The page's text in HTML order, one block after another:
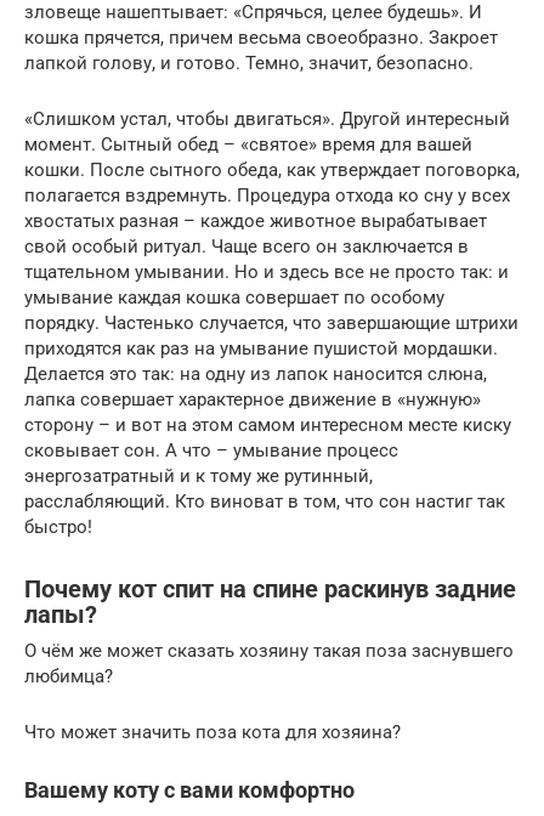
зловеще нашептывает: «Спрячься, целее будешь». И
кошка прячется, причем весьма своеобразно. Закроет
лапкой голову, и готово. Темно, значит, безопасно.
«Слишком устал, чтобы двигаться». Другой интересный
момент. Сытный обед – «святое» время для вашей
кошки. После сытного обеда, как утверждает поговорка,
полагается вздремнуть. Процедура отхода ко сну у всех
хвостатых разная – каждое животное вырабатывает
свой особый ритуал. Чаще всего он заключается в
тщательном умывании. Но и здесь все не просто так: и
умывание каждая кошка совершает по особому
порядку. Частенько случается, что завершающие штрихи
приходятся как раз на умывание пушистой мордашки.
Делается это так: на одну из лапок наносится слюна,
лапка совершает характерное движение в «нужную»
сторону – и вот на этом самом интересном месте киску
сковывает сон. А что – умывание процесс
энергозатратный и к тому же рутинный,
расслабляющий. Кто виноват в том, что сон настиг так
быстро!
Почему кот спит на спине раскинув задние
лапы?
О чём же может сказать хозяину такая поза заснувшего
любимца?
Что может значить поза кота для хозяина?
Вашему коту с вами комфортно